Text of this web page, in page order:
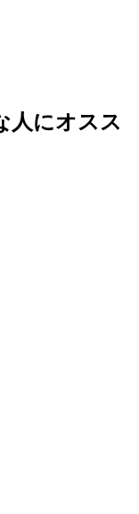
人にオスス